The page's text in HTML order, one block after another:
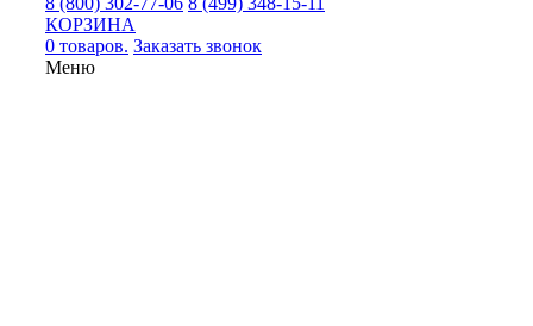
КОРЗИНА
0 товаров. Заказать звонок
Меню